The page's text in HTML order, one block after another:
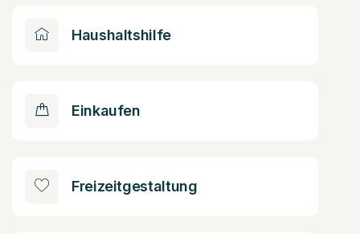
Haushaltshilfe
Einkaufen
Freizeitgestaltung